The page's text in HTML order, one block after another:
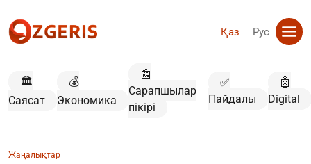
Қаз Рус
🏛️
Саясат
💰
Экономика
📰
Сарапшылар
пікірі
✅
Пайдалы
🤖
Digital
Жаңалықтар